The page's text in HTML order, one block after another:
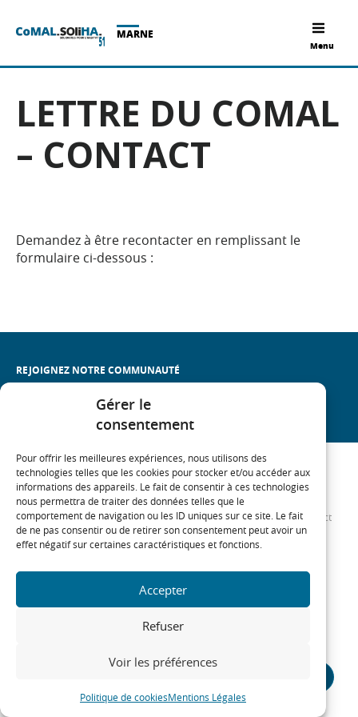
Gérer le
consentement
Pour offrir les meilleures expériences, nous utilisons des
technologies telles que les cookies pour stocker et/ou accéder aux
informations des appareils. Le fait de consentir à ces technologies
nous permettra de traiter des données telles que le
comportement de navigation ou les ID uniques sur ce site. Le fait
de ne pas consentir ou de retirer son consentement peut avoir un
effet négatif sur certaines caractéristiques et fonctions.
Accepter
Refuser
Voir les préférences
Politique de cookiesMentions Légales
Menu
MARNE
LETTRE DU COMAL
– CONTACT
Demandez à être recontacter en remplissant le
formulaire ci-dessous :
REJOIGNEZ NOTRE COMMUNAUTÉ
On
MARNE
COMAL SOLIHA 51 Plan du site Mentions Légales
Contact
Politique de cookies
€